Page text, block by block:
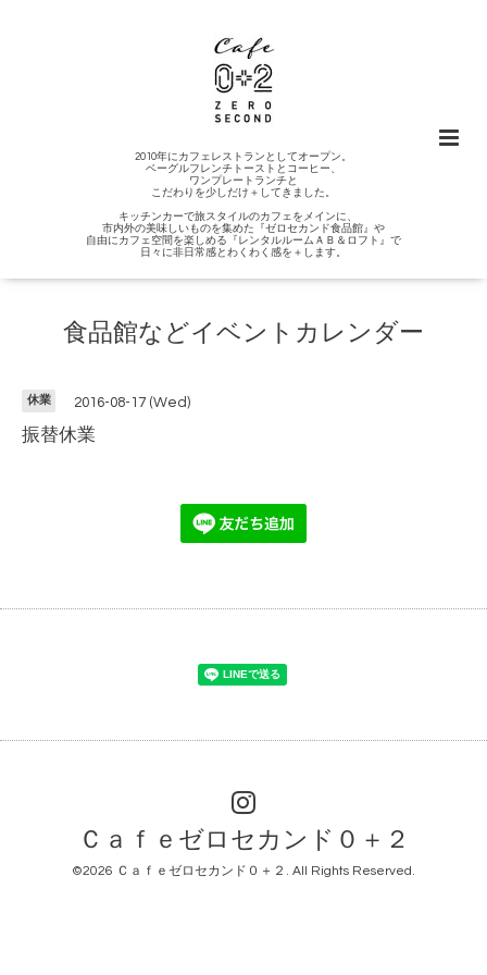
2010年にカフェレストランとしてオープン。
ベーグルフレンチトーストとコーヒー、
ワンプレートランチと
こだわりを少しだけ＋してきました。
キッチンカーで旅スタイルのカフェをメインに、
市内外の美味しいものを集めた『ゼロセカンド食品館』や
自由にカフェ空間を楽しめる『レンタルルームＡＢ＆ロフト』で
日々に非日常感とわくわく感を＋します。
食品館などイベントカレンダー
休業 2016-08-17 (Wed)
振替休業
Ｃａｆｅゼロセカンド０＋２
©2026 Ｃａｆｅゼロセカンド０＋２ . All Rights Reserved.